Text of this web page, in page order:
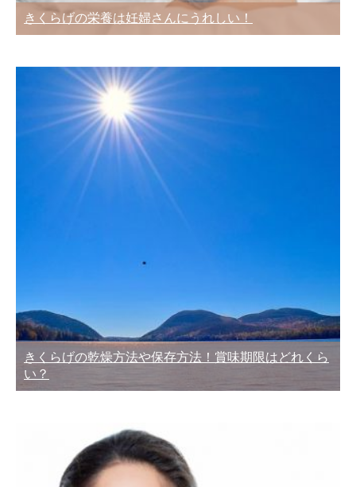
きくらげの栄養は妊婦さんにうれしい！
きくらげの乾燥方法や保存方法！賞味期限はどれくら
い？